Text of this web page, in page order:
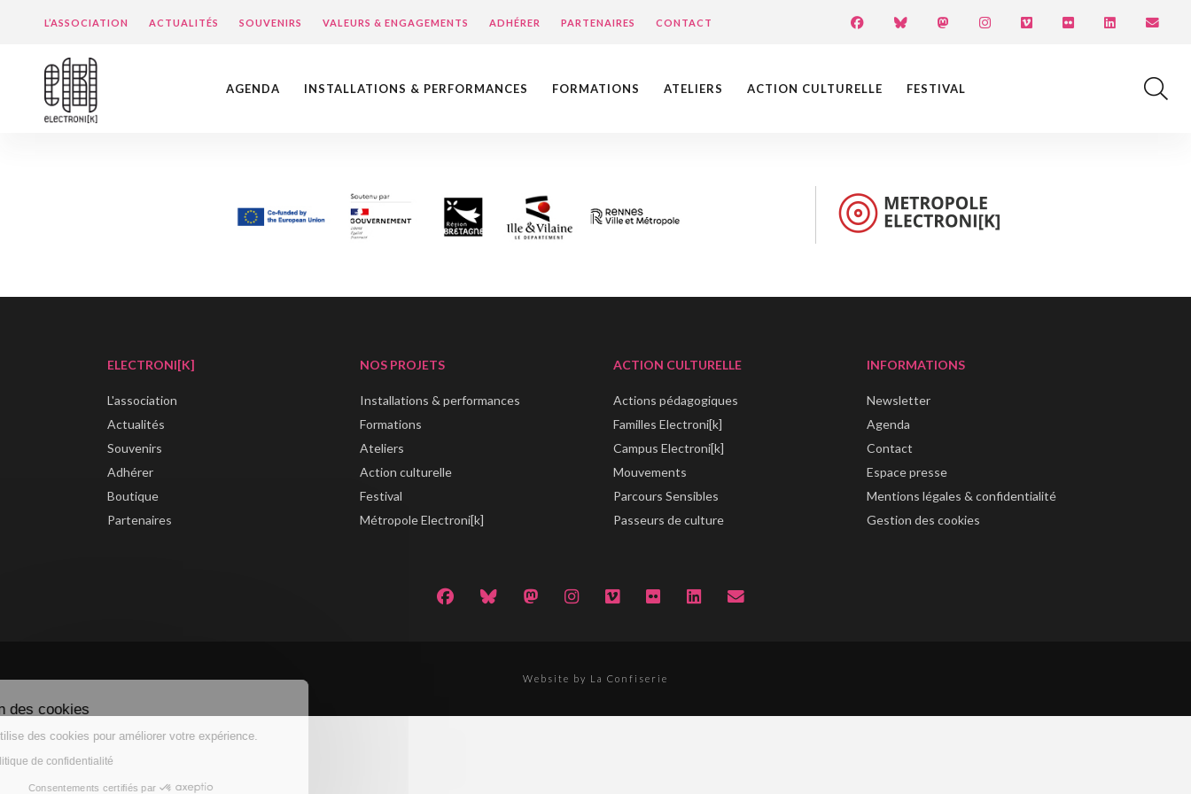
L’ASSOCIATION ACTUALITÉS SOUVENIRS VALEURS & ENGAGEMENTS ADHÉRER PARTENAIRES CONTACT
AGENDA INSTALLATIONS & PERFORMANCES FORMATIONS ATELIERS ACTION CULTURELLE FESTIVAL
ELECTRONI[K]
L'association
Actualités
Souvenirs
Adhérer
Boutique
Partenaires
NOS PROJETS
Installations & performances
Formations
Ateliers
Action culturelle
Festival
Métropole Electroni[k]
ACTION CULTURELLE
Actions pédagogiques
Familles Electroni[k]
Campus Electroni[k]
Mouvements
Parcours Sensibles
Passeurs de culture
INFORMATIONS
Newsletter
Agenda
Contact
Espace presse
Mentions légales & confidentialité
Gestion des cookies
Website by La Confiserie
Gestion des cookies
Ce site utilise des cookies pour améliorer votre expérience.
Lire la politique de confidentialité
Consentements certifiés par